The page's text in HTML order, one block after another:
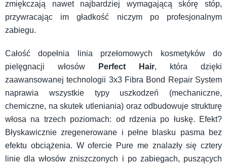
zmiękczają nawet najbardziej wymagającą skórę stóp,
przywracając im gładkość niczym po profesjonalnym
zabiegu.
Całość dopełnia linia przełomowych kosmetyków do
pielęgnacji włosów
Perfect Hair, która dzięki
zaawansowanej technologii 3x3 Fibra Bond Repair System
naprawia wszystkie typy uszkodzeń (mechaniczne,
chemiczne, na skutek utleniania) oraz odbudowuje strukturę
włosa na trzech poziomach: od rdzenia po łuskę. Efekt?
Błyskawicznie zregenerowane i pełne blasku pasma bez
efektu obciążenia. W ofercie Pure me znalazły się cztery
linie dla włosów zniszczonych i po zabiegach, puszących